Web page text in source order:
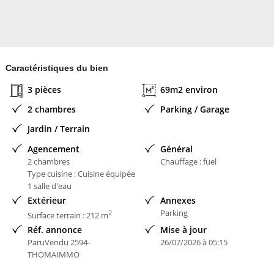
Caractéristiques du bien
3 pièces
69m2 environ
2 chambres
Parking / Garage
Jardin / Terrain
Agencement
2 chambres
Type cuisine : Cuisine équipée
1 salle d'eau
Général
Chauffage : fuel
Extérieur
Surface terrain : 212 m2
Annexes
Parking
Réf. annonce
ParuVendu 2594-
THOMAIMMO
Mise à jour
26/07/2026 à 05:15